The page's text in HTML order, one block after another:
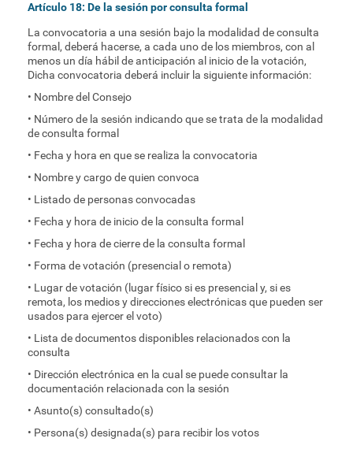
Artículo 18: De la sesión por consulta formal
La convocatoria a una sesión bajo la modalidad de consulta
formal, deberá hacerse, a cada uno de los miembros, con al
menos un día hábil de anticipación al inicio de la votación,
Dicha convocatoria deberá incluir la siguiente información:
• Nombre del Consejo
• Número de la sesión indicando que se trata de la modalidad
de consulta formal
• Fecha y hora en que se realiza la convocatoria
• Nombre y cargo de quien convoca
• Listado de personas convocadas
• Fecha y hora de inicio de la consulta formal
• Fecha y hora de cierre de la consulta formal
• Forma de votación (presencial o remota)
• Lugar de votación (lugar físico si es presencial y, si es
remota, los medios y direcciones electrónicas que pueden ser
usados para ejercer el voto)
• Lista de documentos disponibles relacionados con la
consulta
• Dirección electrónica en la cual se puede consultar la
documentación relacionada con la sesión
• Asunto(s) consultado(s)
• Persona(s) designada(s) para recibir los votos